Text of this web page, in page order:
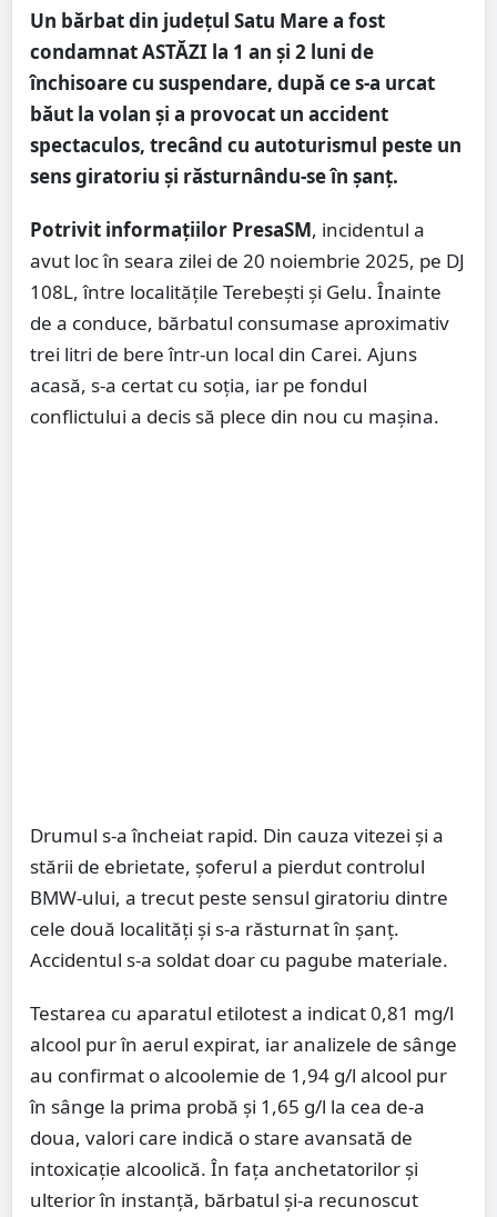
Un bărbat din județul Satu Mare a fost
condamnat ASTĂZI la 1 an și 2 luni de
închisoare cu suspendare, după ce s-a urcat
băut la volan și a provocat un accident
spectaculos, trecând cu autoturismul peste un
sens giratoriu și răsturnându-se în șanț.
Potrivit informațiilor PresaSM, incidentul a
avut loc în seara zilei de 20 noiembrie 2025, pe DJ
108L, între localitățile Terebești și Gelu. Înainte
de a conduce, bărbatul consumase aproximativ
trei litri de bere într-un local din Carei. Ajuns
acasă, s-a certat cu soția, iar pe fondul
conflictului a decis să plece din nou cu mașina.
Drumul s-a încheiat rapid. Din cauza vitezei și a
stării de ebrietate, șoferul a pierdut controlul
BMW-ului, a trecut peste sensul giratoriu dintre
cele două localități și s-a răsturnat în șanț.
Accidentul s-a soldat doar cu pagube materiale.
Testarea cu aparatul etilotest a indicat 0,81 mg/l
alcool pur în aerul expirat, iar analizele de sânge
au confirmat o alcoolemie de 1,94 g/l alcool pur
în sânge la prima probă și 1,65 g/l la cea de-a
doua, valori care indică o stare avansată de
intoxicație alcoolică. În fața anchetatorilor și
ulterior în instanță, bărbatul și-a recunoscut